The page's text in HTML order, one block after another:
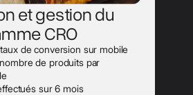
et gestion du
CRO
de conversion sur mobile
de produits par
sur 6 mois